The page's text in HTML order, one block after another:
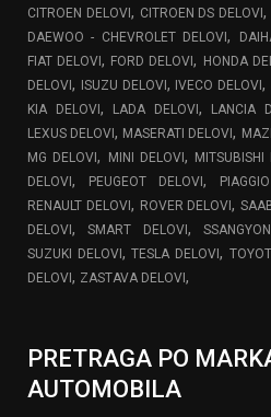
CITROEN DELOVI , CITROEN DS DELOVI ,
DAEWOO - CHEVROLET DELOVI,
FIAT DELOVI, FORD DELOVI, HONDA
DELOVI , ISUZU DELOVI , IVECO DELOVI ,
KIA DELOVI , LADA DELOVI , LANCIA
LEXUS DELOVI, MASERATI DELOVI,
MG DELOVI, MINI DELOVI , MITSUBISHI
DELOVI , PEUGEOT DELOVI ,
RENAULT DELOVI , ROVER DELOVI,
DELOVI ,SMART DELOVI ,
SUZUKI DELOVI ,TESLA DELOVI ,
DELOVI , ZASTAVA DELOVI ,
PRETRAGA PO
AUTOMOBILA